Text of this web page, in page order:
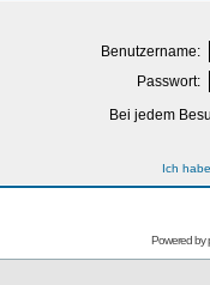
Benutzername:
Passwort:
Bei jedem
Ich
Powered by